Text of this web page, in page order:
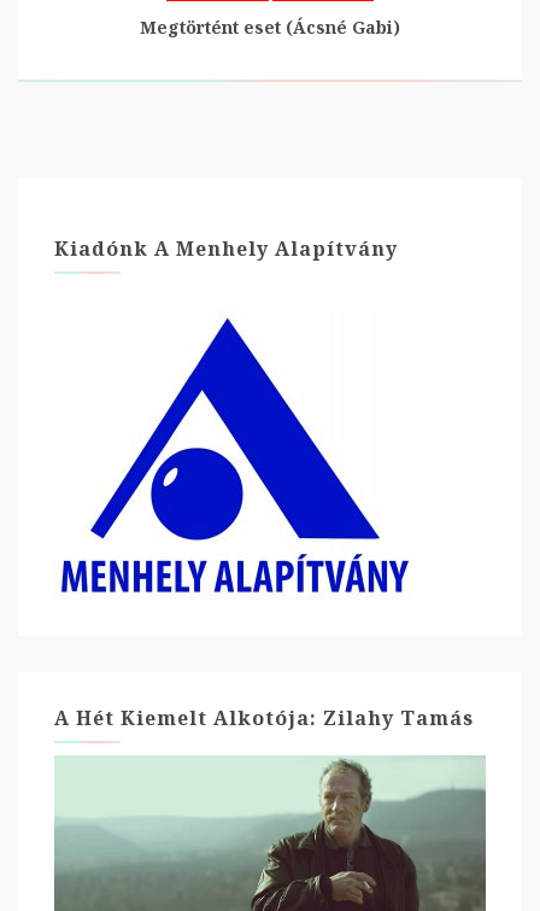
Megtörtént eset (Ácsné Gabi)
Kiadónk A Menhely Alapítvány
A Hét Kiemelt Alkotója: Zilahy Tamás